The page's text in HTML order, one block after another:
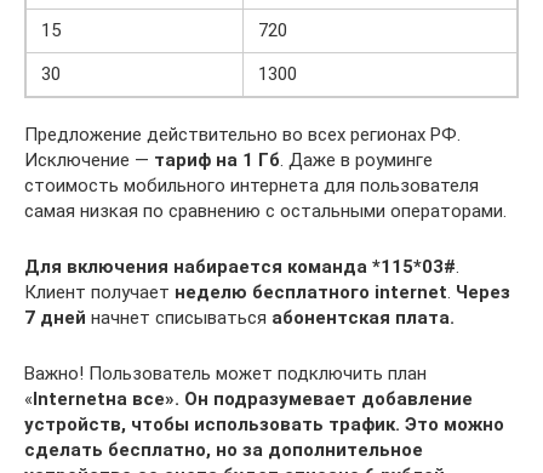
15
720
30
1300
Предложение действительно во всех регионах РФ.
Исключение — тариф на 1 Гб. Даже в роуминге
стоимость мобильного интернета для пользователя
самая низкая по сравнению с остальными операторами.
Для включения набирается команда *115*03#.
Клиент получает неделю бесплатного internet. Через
7 дней начнет списываться абонентская плата.
Важно! Пользователь может подключить план
« Internetна все». Он подразумевает добавление
устройств, чтобы использовать трафик. Это можно
сделать бесплатно, но за дополнительное